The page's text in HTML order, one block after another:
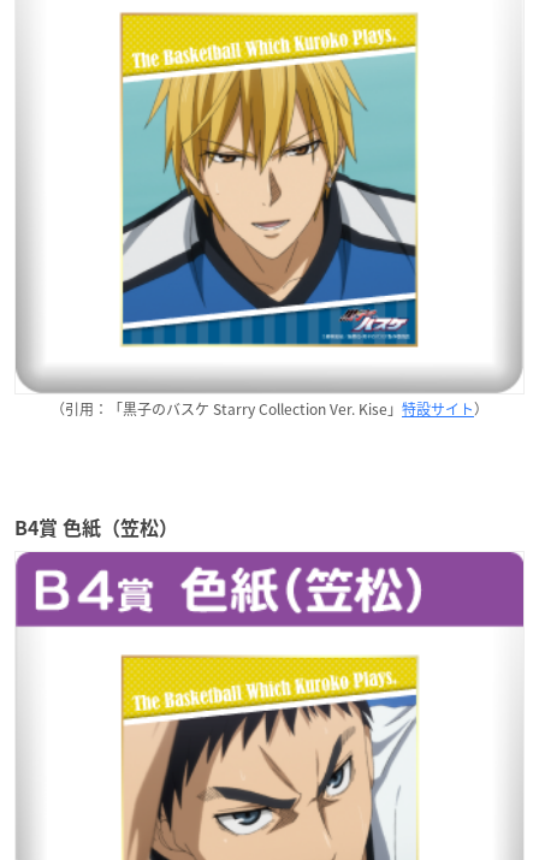
（引用：「黒子のバスケ Starry Collection Ver. Kise」 特設サイト）
B4賞 色紙（笠松）